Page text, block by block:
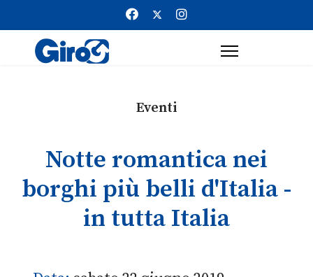
Eventi
Notte romantica nei
borghi più belli d'Italia -
in tutta Italia